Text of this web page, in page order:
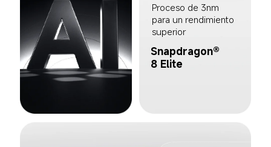
Proceso de 3nm
para un rendimiento
superior
Snapdragon®
8 Elite